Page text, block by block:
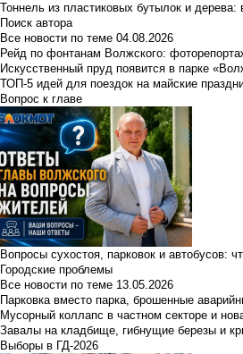
Тоннель из пластиковых бутылок и
Поиск автора
Все новости по теме 04.08.2026
Рейд по фонтанам Волжского:
Искусственный пруд появится в парке
ТОП-5 идей для поездок на майские
Вопрос к главе
Вопросы сухостоя, парковок и автобусов:
Городские проблемы
Все новости по теме 13.05.2026
Парковка вместо парка, брошенные
Мусорный коллапс в частном секторе и
Завалы на кладбище, гибнущие березы и
Выборы в ГД-2026